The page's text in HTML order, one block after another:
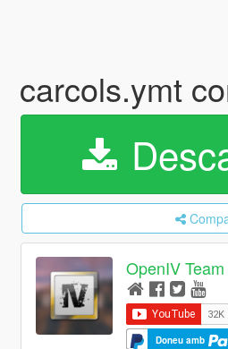
carcols.ymt
OpenIV Team
Doneu amb